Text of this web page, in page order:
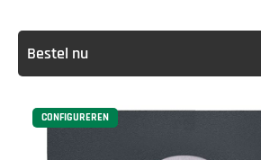
Bestel nu
CONFIGUREREN